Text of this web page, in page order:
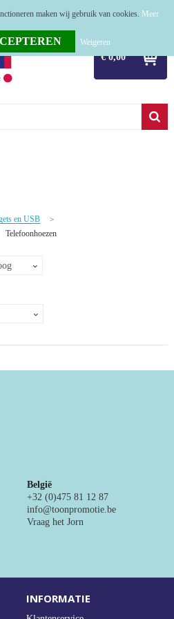
€ 0,00
en USB >
Telefoonhoezen
België
+32 (0)475 81 12 87
info@toonpromotie.be
Vraag het Jorn
INFORMATIE
maken wij gebruik van cookies. Meer
Weigeren